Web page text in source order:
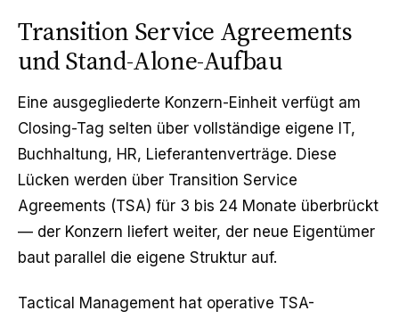
Transition Service Agreements
und Stand-Alone-Aufbau
Eine ausgegliederte Konzern-Einheit verfügt am
Closing-Tag selten über vollständige eigene IT,
Buchhaltung, HR, Lieferantenverträge. Diese
Lücken werden über Transition Service
Agreements (TSA) für 3 bis 24 Monate überbrückt
— der Konzern liefert weiter, der neue Eigentümer
baut parallel die eigene Struktur auf.
Tactical Management hat operative TSA-